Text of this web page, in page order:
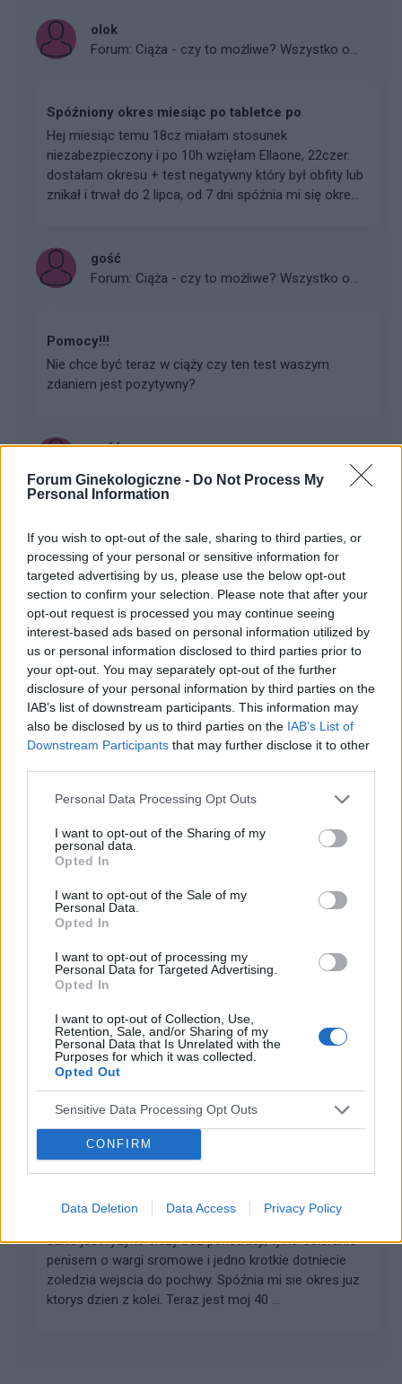
Forum Ginekologiczne - Do Not Process My
Personal Information
If you wish to opt-out of the sale, sharing to third parties, or
processing of your personal or sensitive information for
targeted advertising by us, please use the below opt-out
section to confirm your selection. Please note that after your
opt-out request is processed you may continue seeing
interest-based ads based on personal information utilized by
us or personal information disclosed to third parties prior to
your opt-out. You may separately opt-out of the further
disclosure of your personal information by third parties on the
IAB’s list of downstream participants. This information may
also be disclosed by us to third parties on the IAB’s List of
Downstream Participants that may further disclose it to other
Personal Data Processing Opt Outs
I want to opt-out of the Sharing of my
personal data.
Opted In
I want to opt-out of the Sale of my
Personal Data.
Opted In
I want to opt-out of processing my
Personal Data for Targeted Advertising.
Opted In
I want to opt-out of Collection, Use,
Retention, Sale, and/or Sharing of my
Personal Data that Is Unrelated with the
Purposes for which it was collected.
Opted Out
Sensitive Data Processing Opt Outs
CONFIRM
Data Deletion Data Access Privacy Policy
olok
Forum: Ciąża - czy to możliwe? Wszystko o...
Spóźniony okres miesiąc po tabletce po
Hej miesiąc temu 18cz miałam stosunek
niezabezpieczony i po 10h wzięłam Ellaone, 22czer.
dostałam okresu + test negatywny który był obfity lub
znikał i trwał do 2 lipca, od 7 dni spóźnia mi się okre...
gość
Forum: Ciąża - czy to możliwe? Wszystko o...
Pomocy!!!
Nie chce być teraz w ciąży czy ten test waszym
zdaniem jest pozytywny?
gość
Ciąża - czy to możliwe? Wszystko o...
Interpretacja wyniku
Witam przychodzę z takim pytaniem mianowicie 25
kwietnia uprawiałam stosunek i prezerwatywa niestety
pękła ale została od razu wyjęta i nie doszło do
wytrysku ale dostałam miesiaczke 4 dni za wczesni...
gość
Forum:Ciąża - czy to możliwe? Wszystko o...
zabezpieczenia. Po 10h wzięłam tabletkę Ellaone.
Zwykle mam okres 5dni. Cykl 28 dni. Za 3 dni pow...
gość
Forum:
Labioplastyka
Hej, chciałam zapytać, czy któraś z obecnych tu
kobiet zdecydowała się na labioplastykę i zmniejszenie
warg sromowych mniejszych. Chodzi mi o wszelkie
informacje jak cena, ból czy ryzyko powikłań. Ma...
gość
Ryzyko
Jakie jest ryzyko ciazy bez penetracji, tylko ocieranie
penisem o wargi sromowe i jedno krotkie dotniecie
zoledzia wejscia do pochwy. Spóźnia mi sie okres juz
ktorys dzien z kolei. Teraz jest moj 40 ...